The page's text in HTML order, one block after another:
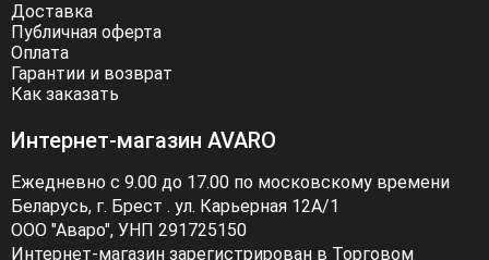
Доставка
Публичная оферта
Оплата
Гарантии и возврат
Как заказать
Интернет-магазин AVARO
Ежедневно с 9.00 до 17.00 по московскому времени
Беларусь, г. Брест . ул. Карьерная 12А/1
ООО "Аваро", УНП 291725150
Интернет-магазин зарегистрирован в Торговом